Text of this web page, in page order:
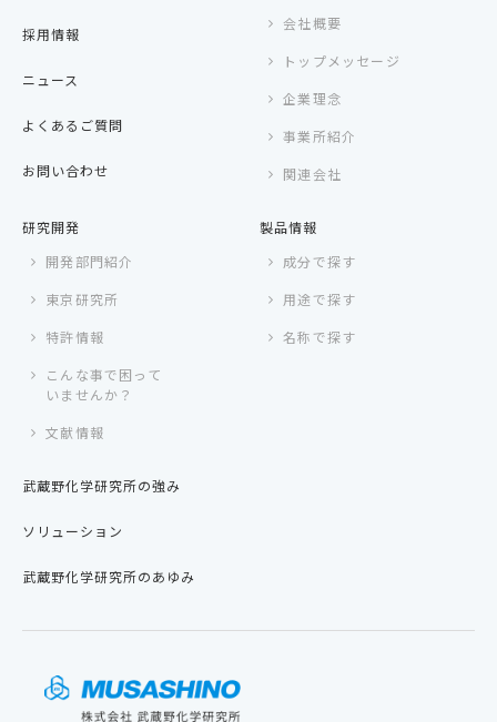
採用情報
ニュース
よくあるご質問
お問い合わせ
会社概要
トップメッセージ
企業理念
事業所紹介
関連会社
研究開発
開発部門紹介
東京研究所
特許情報
こんな事で困って
いませんか？
文献情報
製品情報
成分で探す
用途で探す
名称で探す
武蔵野化学研究所の強み
ソリューション
武蔵野化学研究所のあゆみ